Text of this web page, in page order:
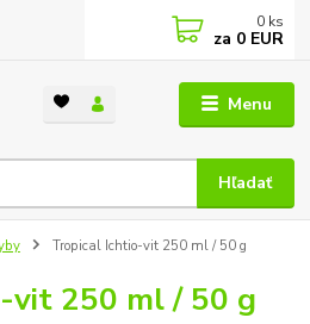
Menu
Hľadať
0 ks
za 0 EUR
Tropical Ichtio-vit 250 ml / 50 g
vit 250 ml / 50 g